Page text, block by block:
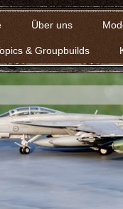
Über uns
& Groupbuilds